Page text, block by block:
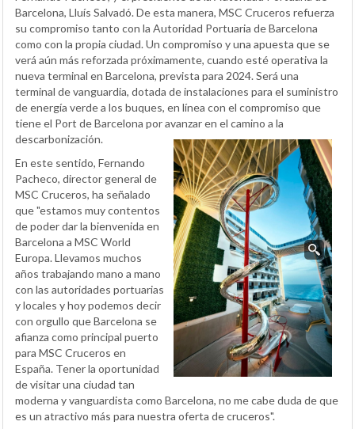
Barcelona, Lluís Salvadó. De esta manera, MSC Cruceros refuerza
su compromiso tanto con la Autoridad Portuaria de Barcelona
como con la propia ciudad. Un compromiso y una apuesta que se
verá aún más reforzada próximamente, cuando esté operativa la
nueva terminal en Barcelona, prevista para 2024. Será una
terminal de vanguardia, dotada de instalaciones para el suministro
de energía verde a los buques, en línea con el compromiso que
tiene el Port de Barcelona por avanzar en el camino a la
descarbonización.
En este sentido, Fernando
Pacheco, director general de
MSC Cruceros, ha señalado
que "estamos muy contentos
de poder dar la bienvenida en
Barcelona a MSC World
Europa. Llevamos muchos
años trabajando mano a mano
con las autoridades portuarias
y locales y hoy podemos decir
con orgullo que Barcelona se
afianza como principal puerto
para MSC Cruceros en
España. Tener la oportunidad
de visitar una ciudad tan
moderna y vanguardista como Barcelona, no me cabe duda de que
es un atractivo más para nuestra oferta de cruceros".